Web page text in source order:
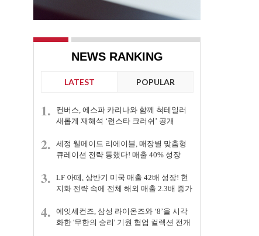
NEWS RANKING
LATEST POPULAR
1.
컨버스, 에스파 카리나와 함께 척테일러
새롭게 재해석 ‘런스타 크러쉬’ 공개
2.
세정 웰메이드 리에이블, 매장별 맞춤형
큐레이션 전략 통했다! 매출 40% 성장
3.
LF 아떼, 상반기 미국 매출 42배 성장! 현
지화 전략 속에 전체 해외 매출 2.3배 증가
4.
에잇세컨즈, 삼성 라이온즈와 ‘8’을 시각
화한 '무한의 승리' 기원 협업 컬렉션 전개